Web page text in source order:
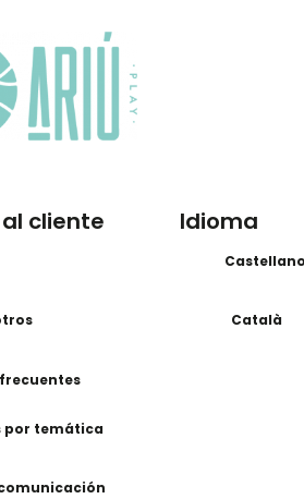
cliente
por temática
Idioma
Castellano
Català